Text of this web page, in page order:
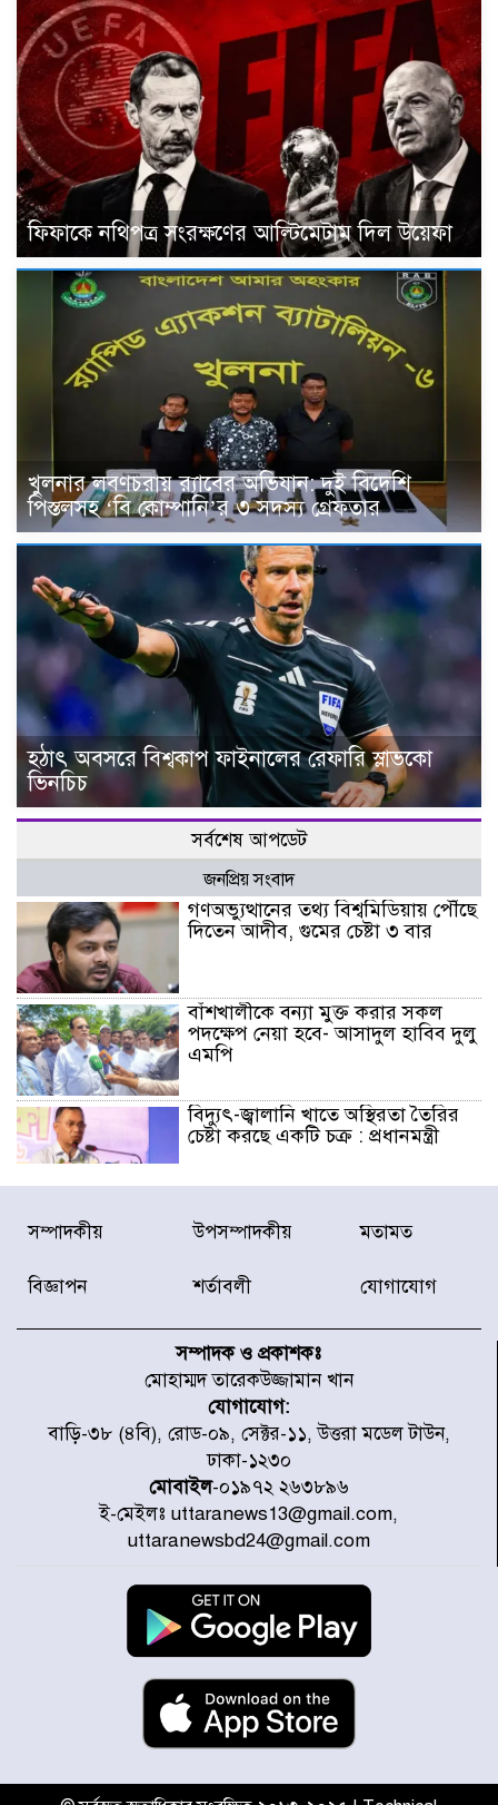
ফিফাকে নথিপত্র সংরক্ষণের আল্টিমেটাম দিল উয়েফা
খুলনার লবণচরায় র‍্যাবের অভিযান: দুই বিদেশি
পিস্তলসহ ‘বি কোম্পানি’র ৩ সদস্য গ্রেফতার
হঠাৎ অবসরে বিশ্বকাপ ফাইনালের রেফারি স্লাভকো
ভিনচিচ
সর্বশেষ আপডেট
জনপ্রিয় সংবাদ
গণঅভ্যুত্থানের তথ্য বিশ্বমিডিয়ায় পৌঁছে
দিতেন আদীব, গুমের চেষ্টা ৩ বার
বাঁশখালীকে বন্যা মুক্ত করার সকল
পদক্ষেপ নেয়া হবে- আসাদুল হাবিব দুলু
এমপি
বিদ্যুৎ-জ্বালানি খাতে অস্থিরতা তৈরির
চেষ্টা করছে একটি চক্র : প্রধানমন্ত্রী
টাইফুন ‘ডলফিনের’ আঘাতে জাপানে
৫ আহত, চীনে বন্দর বন্ধ
বরাদ্দের ঘোষণা স্থানীয় সরকার মন্ত্রীর
জুলাই জাদুঘর ঘুরে দেখলেন এনসিপি
নেতারা
যুক্তরাষ্ট্রে দাবানল নেভাতে গিয়ে
হেলিকপ্টার বিধ্বস্ত, নিহত ১
মজুদদারের সর্বোচ্চ শাস্তি মৃত্যুদণ্ড, তাই
ভেবে মজুদ করবেন : আইনমন্ত্রী
আন্তর্জাতিক আদিবাসী দিবস: রাষ্ট্রের
দায়িত্ব ও দায়বদ্ধতা II – মং এ খেন
সম্পাদকীয় উপসম্পাদকীয় মতামত
বিজ্ঞাপন শর্তাবলী যোগাযোগ
সম্পাদক ও প্রকাশকঃ
মোহাম্মদ তারেকউজ্জামান খান
যোগাযোগ:
বাড়ি-৩৮ (৪বি), রোড-০৯, সেক্টর-১১, উত্তরা মডেল টাউন,
ঢাকা-১২৩০
মোবাইল-০১৯৭২ ২৬৩৮৯৬
ই-মেইলঃ uttaranews13@gmail.com,
uttaranewsbd24@gmail.com